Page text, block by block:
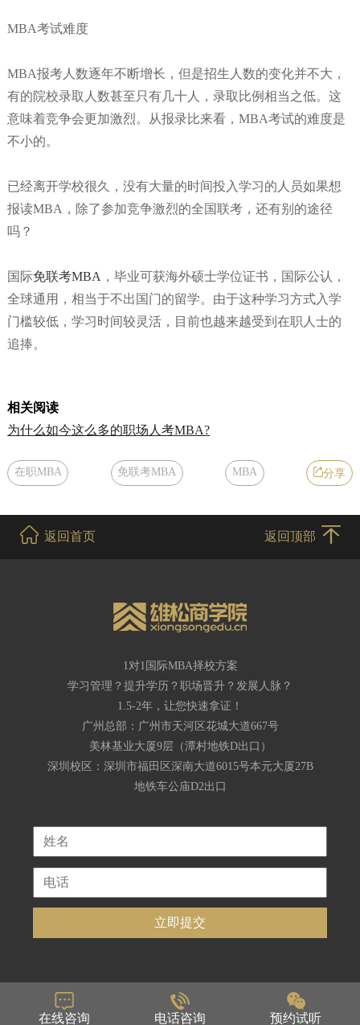
MBA考试难度
MBA报考人数逐年不断增长，但是招生人数的变化并不大，
有的院校录取人数甚至只有几十人，录取比例相当之低。这
意味着竞争会更加激烈。从报录比来看，MBA考试的难度是
不小的。
已经离开学校很久，没有大量的时间投入学习的人员如果想
报读MBA，除了参加竞争激烈的全国联考，还有别的途径
吗？
国际免联考MBA ，毕业可获海外硕士学位证书，国际公认，
全球通用，相当于不出国门的留学。 由于这种学习方式入学
门槛较低，学习时间较灵活，目前也越来越受到在职人士的
追捧。
相关阅读
为什么如今这么多的职场人考MBA?
在职MBA 免联考MBA MBA 分享
返回首页 返回顶部
1对1国际MBA择校方案
学习管理？提升学历？职场晋升？发展人脉？
1.5-2年，让您快速拿证！
广州总部：广州市天河区花城大道667号
美林基业大厦9层（潭村地铁D出口）
深圳校区：深圳市福田区深南大道6015号本元大厦27B
地铁车公庙D2出口
立即提交
在线咨询 电话咨询 预约试听